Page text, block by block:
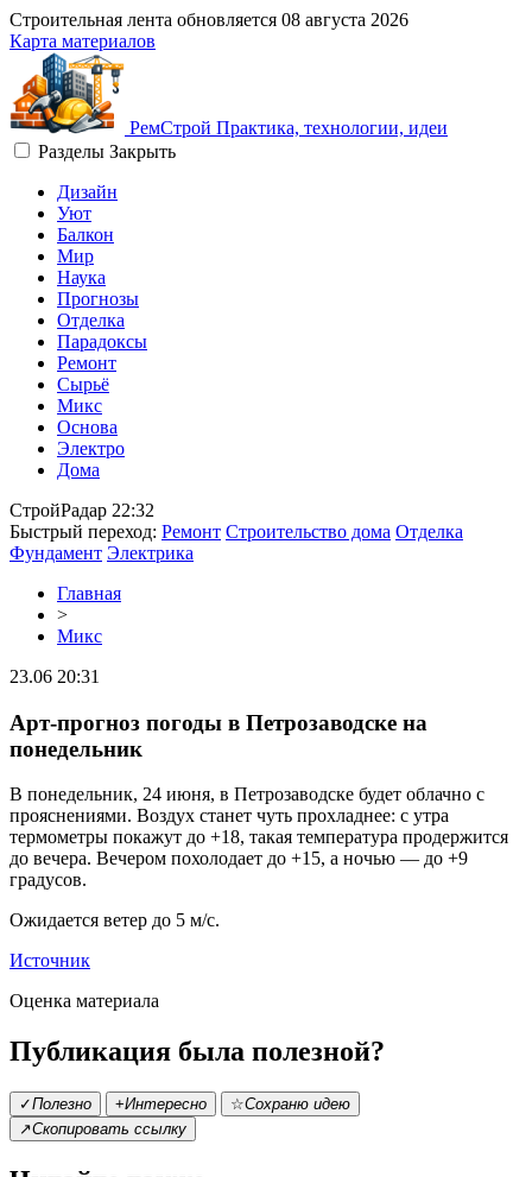
Строительная лента обновляется 08 августа 2026
Карта материалов
РемСтрой Практика, технологии, идеи
Разделы Закрыть
Дизайн
Уют
Балкон
Мир
Наука
Прогнозы
Отделка
Парадоксы
Ремонт
Сырьё
Микс
Основа
Электро
Дома
СтройРадар 22:32
Быстрый переход: Ремонт Строительство дома Отделка
Фундамент Электрика
Главная
>
Микс
23.06 20:31
Арт-прогноз погоды в Петрозаводске на
понедельник
В понедельник, 24 июня, в Петрозаводске будет облачно с
прояснениями. Воздух станет чуть прохладнее: с утра
термометры покажут до +18, такая температура продержится
до вечера. Вечером похолодает до +15, а ночью — до +9
градусов.
Ожидается ветер до 5 м/с.
Источник
Оценка материала
Публикация была полезной?
✓Полезно +Интересно ☆Сохраню идею
↗Скопировать ссылку